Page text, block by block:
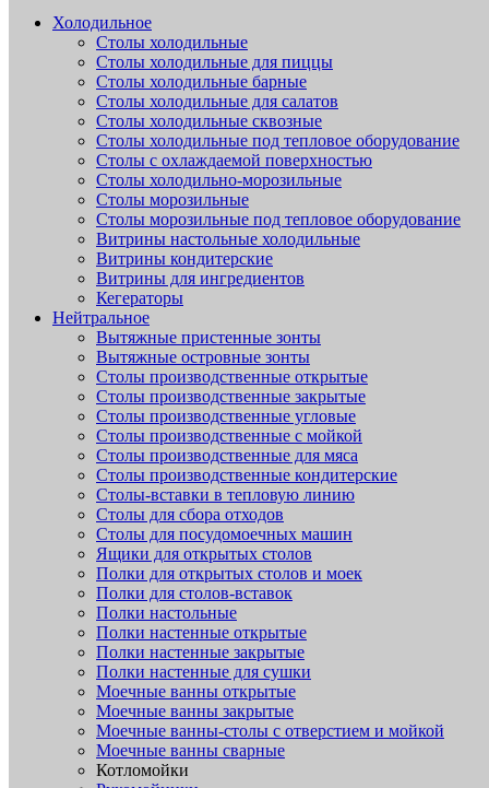
Холодильное
Столы холодильные
Столы холодильные для пиццы
Столы холодильные барные
Столы холодильные для салатов
Столы холодильные сквозные
Столы холодильные под тепловое оборудование
Столы с охлаждаемой поверхностью
Столы холодильно-морозильные
Столы морозильные
Столы морозильные под тепловое оборудование
Витрины настольные холодильные
Витрины кондитерские
Витрины для ингредиентов
Кегераторы
Нейтральное
Вытяжные пристенные зонты
Вытяжные островные зонты
Столы производственные открытые
Столы производственные закрытые
Столы производственные угловые
Столы производственные с мойкой
Столы производственные для мяса
Столы производственные кондитерские
Столы-вставки в тепловую линию
Столы для сбора отходов
Столы для посудомоечных машин
Ящики для открытых столов
Полки для открытых столов и моек
Полки для столов-вставок
Полки настольные
Полки настенные открытые
Полки настенные закрытые
Полки настенные для сушки
Моечные ванны открытые
Моечные ванны закрытые
Моечные ванны-столы с отверстием и мойкой
Моечные ванны сварные
Котломойки